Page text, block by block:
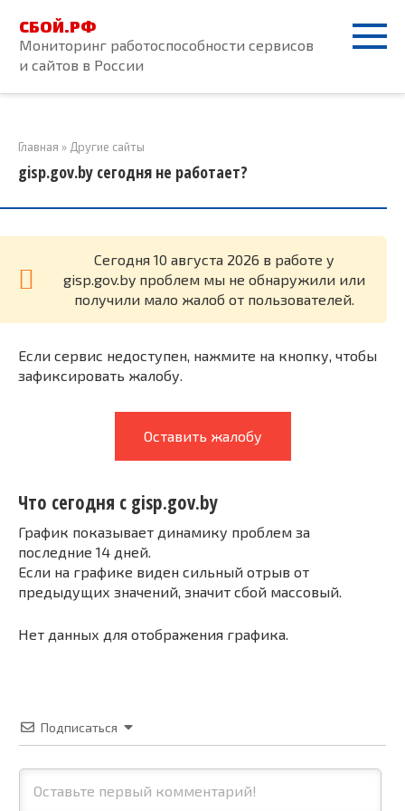
контенту
СБОЙ.РФ
Мониторинг работоспособности сервисов
и сайтов в России
Главная » Другие сайты
gisp.gov.by сегодня не работает?
Cегодня 10 августа 2026 в работе у
gisp.gov.by проблем мы не обнаружили или
получили мало жалоб от пользователей.
Если сервис недоступен, нажмите на кнопку, чтобы
зафиксировать жалобу.
Оставить жалобу
Что сегодня с gisp.gov.by
График показывает динамику проблем за
последние 14 дней.
Если на графике виден сильный отрыв от
предыдущих значений, значит сбой массовый.
Нет данных для отображения графика.
Подписаться